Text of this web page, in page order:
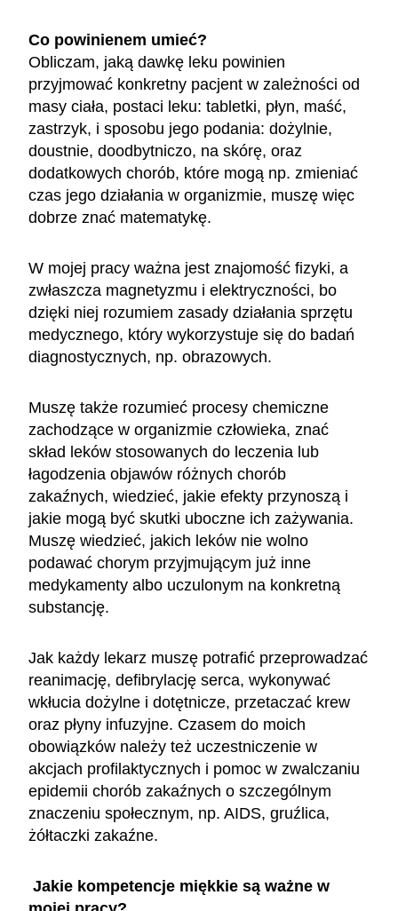
Co powinienem umieć?
Obliczam, jaką dawkę leku powinien
przyjmować konkretny pacjent w zależności od
masy ciała, postaci leku: tabletki, płyn, maść,
zastrzyk, i sposobu jego podania: dożylnie,
doustnie, doodbytniczo, na skórę, oraz
dodatkowych chorób, które mogą np. zmieniać
czas jego działania w organizmie, muszę więc
dobrze znać matematykę.
W mojej pracy ważna jest znajomość fizyki, a
zwłaszcza magnetyzmu i elektryczności, bo
dzięki niej rozumiem zasady działania sprzętu
medycznego, który wykorzystuje się do badań
diagnostycznych, np. obrazowych.
Muszę także rozumieć procesy chemiczne
zachodzące w organizmie człowieka, znać
skład leków stosowanych do leczenia lub
łagodzenia objawów różnych chorób
zakaźnych, wiedzieć, jakie efekty przynoszą i
jakie mogą być skutki uboczne ich zażywania.
Muszę wiedzieć, jakich leków nie wolno
podawać chorym przyjmującym już inne
medykamenty albo uczulonym na konkretną
substancję.
Jak każdy lekarz muszę potrafić przeprowadzać
reanimację, defibrylację serca, wykonywać
wkłucia dożylne i dotętnicze, przetaczać krew
oraz płyny infuzyjne. Czasem do moich
obowiązków należy też uczestniczenie w
akcjach profilaktycznych i pomoc w zwalczaniu
epidemii chorób zakaźnych o szczególnym
znaczeniu społecznym, np. AIDS, gruźlica,
żółtaczki zakaźne.
Jakie kompetencje miękkie są ważne w